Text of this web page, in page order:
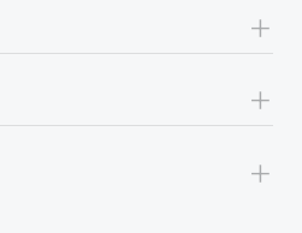
+
+
+